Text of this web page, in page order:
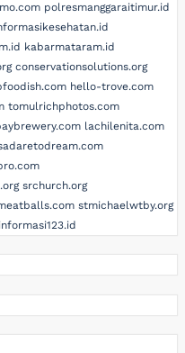
polresmanggaraitimur.id
kabarmataram.id
conservationsolutions.org
hello-trove.com
tomulrichphotos.com
lachilenita.com
srchurch.org
stmichaelwtby.org
informasi123.id